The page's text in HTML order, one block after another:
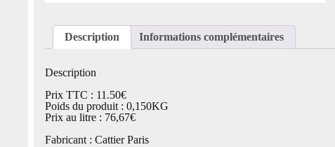
Description Informations complémentaires
Description
Prix TTC : 11.50€
Poids du produit : 0,150KG
Prix au litre : 76,67€
Fabricant : Cattier Paris